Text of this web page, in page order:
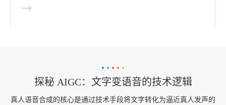
探秘 AIGC：文字变语音的技术逻辑
真人语音合成的核心是通过技术手段将文字转化为逼近真人发声的